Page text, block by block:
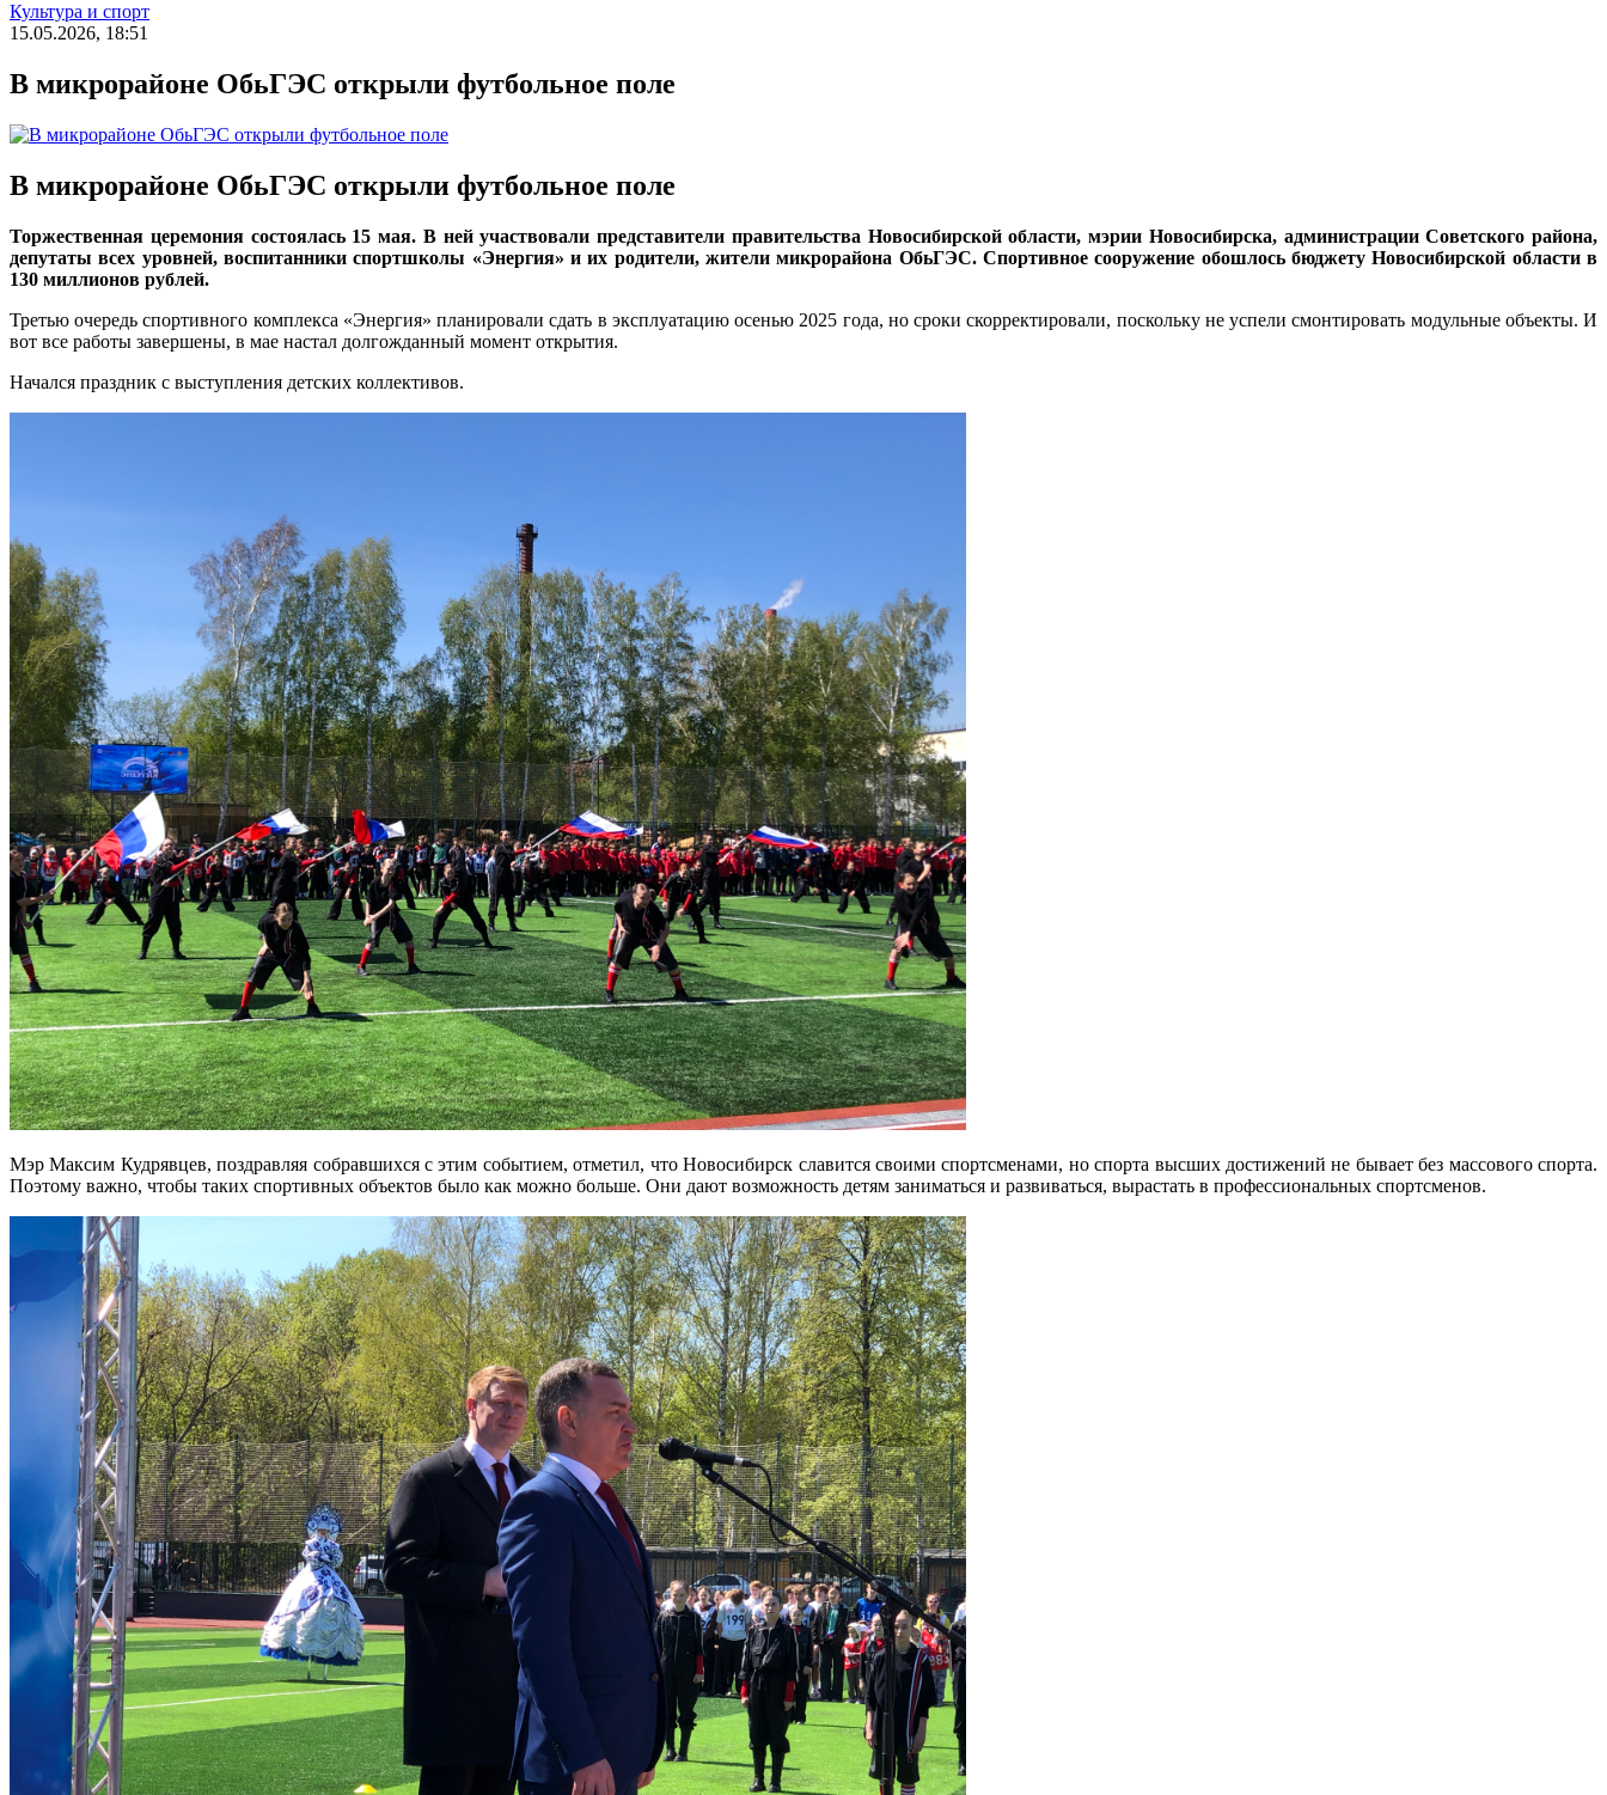
Культура и спорт
15.05.2026, 18:51
В микрорайоне ОбьГЭС открыли футбольное поле
В микрорайоне ОбьГЭС открыли футбольное поле
Торжественная церемония состоялась 15 мая. В ней участвовали представители правительства Новосибирской области, мэрии Новосибирска, администрации Советского района,
депутаты всех уровней, воспитанники спортшколы «Энергия» и их родители, жители микрорайона ОбьГЭС. Спортивное сооружение обошлось бюджету Новосибирской области в
130 миллионов рублей.
Третью очередь спортивного комплекса «Энергия» планировали сдать в эксплуатацию осенью 2025 года, но сроки скорректировали, поскольку не успели смонтировать модульные объекты. И
вот все работы завершены, в мае настал долгожданный момент открытия.
Начался праздник с выступления детских коллективов.
Мэр Максим Кудрявцев, поздравляя собравшихся с этим событием, отметил, что Новосибирск славится своими спортсменами, но спорта высших достижений не бывает без массового спорта.
Поэтому важно, чтобы таких спортивных объектов было как можно больше. Они дают возможность детям заниматься и развиваться, вырастать в профессиональных спортсменов.